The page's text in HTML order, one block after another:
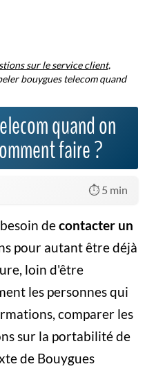
sur le service client,
bouygues telecom quand
quand on
faire ?
⏱️ 5 min
decontacter un
pour autant être déjà
loin d'être
les personnes qui
comparer les
sur la portabilité de
de Bouygues